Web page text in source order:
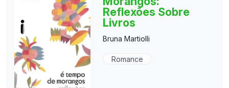
Reflexões Sobre
Livros
Bruna Martiolli
Romance